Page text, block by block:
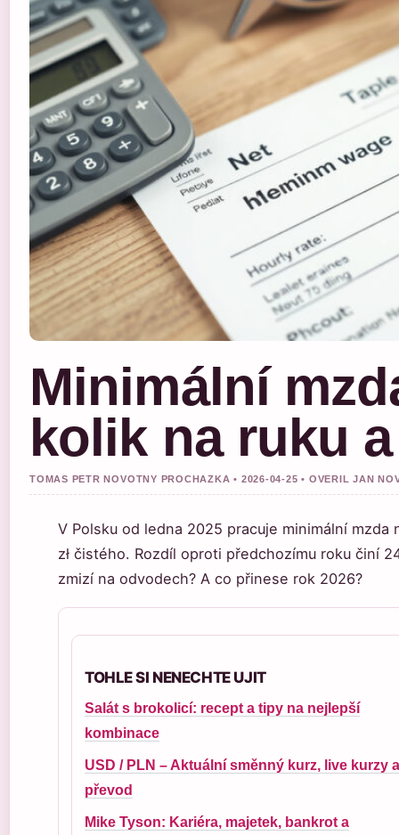
Minimální
kolik na ruku
TOMAS PETR NOVOTNY PROCHAZKA • 2026-04-25 • OVERIL JAN
V Polsku od ledna 2025 pracuje minimální
zł čistého. Rozdíl oproti předchozímu roku činí
zmizí na odvodech? A co přinese rok 2026?
TOHLE SI NENECHTE UJIT
Salát s brokolicí: recept a tipy na nejlepší
kombinace
USD / PLN – Aktuální směnný kurz, live kurzy a
převod
Mike Tyson: Kariéra, majetek, bankrot a